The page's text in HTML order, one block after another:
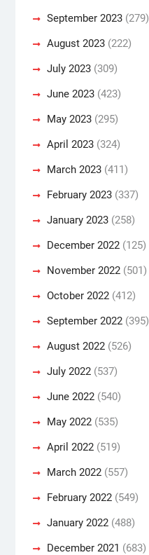
September 2023(279)
August 2023(222)
July 2023(309)
June 2023(423)
May 2023(295)
April 2023(324)
March 2023(411)
February 2023(337)
January 2023(258)
December 2022(125)
November 2022(501)
October 2022(412)
September 2022(395)
August 2022(526)
July 2022(537)
June 2022(540)
May 2022(535)
April 2022(519)
March 2022(557)
February 2022(549)
January 2022(488)
December 2021 (683)